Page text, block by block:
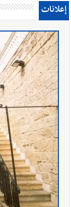
إعلانات